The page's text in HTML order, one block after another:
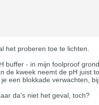
het proberen toe te lichten.
buffer - in mijn foolproof
de kweek neemt de pH juist
een blokkade verwachten,
da's niet het geval, toch?